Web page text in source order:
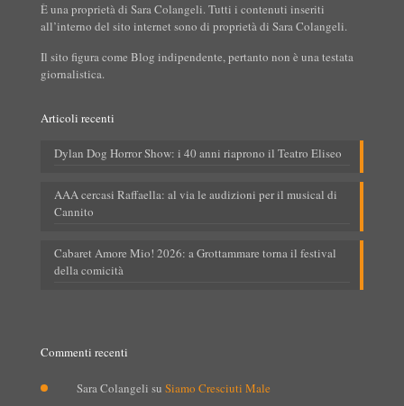
È una proprietà di Sara Colangeli. Tutti i contenuti inseriti
all’interno del sito internet sono di proprietà di Sara Colangeli.
Il sito figura come Blog indipendente, pertanto non è una testata
giornalistica.
Articoli recenti
Dylan Dog Horror Show: i 40 anni riaprono il Teatro Eliseo
AAA cercasi Raffaella: al via le audizioni per il musical di
Cannito
Cabaret Amore Mio! 2026: a Grottammare torna il festival
della comicità
Commenti recenti
Sara Colangeli su Siamo Cresciuti Male